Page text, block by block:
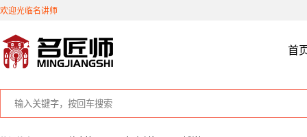
欢迎光临名讲师
首